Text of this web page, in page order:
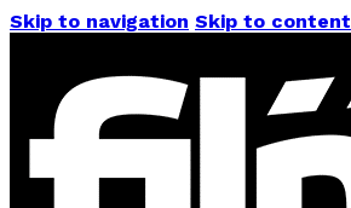
Skip to navigation Skip to content